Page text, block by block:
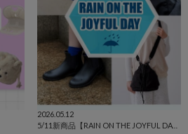
2026.05.12
5/11新商品【RAIN ON THE JOYFUL DAY】